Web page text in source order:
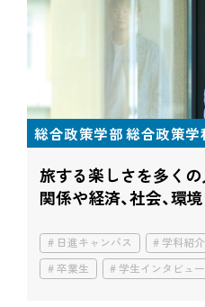
総合政策学部 総合政策学
旅する楽しさを多く
関係や経済、社会、環
日進キャンパス 学科紹介
卒業生
学生インタビュー